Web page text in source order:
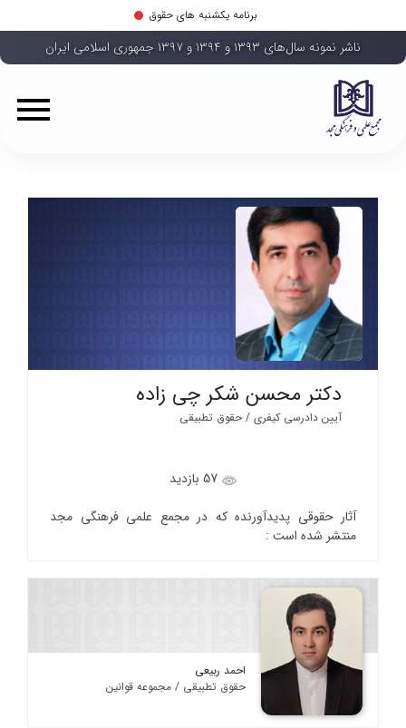
برنامه یکشنبه های حقوق
ناشر نمونه سال‌های ۱۳۹۳ و ۱۳۹۴ و ۱۳۹۷ جمهوری اسلامی ایران
دکتر محسن شکر چی زاده
آیین دادرسی کیفری / حقوق تطبیقی
57 بازدید
آثار حقوقی پدیدآورنده که در مجمع علمی فرهنگی مجد
منتشر شده است :
احمد ربیعی
حقوق تطبیقی / مجموعه قوانین